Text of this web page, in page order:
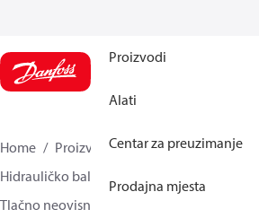
Proizvodi
Alati
Centar za preuzimanje
Prodajna mjesta
Home Proizvodi
Climate Solutions za
Hidrauličko balansiranje i regulacija
Tlačno neovisni balans i regulacijski ventili